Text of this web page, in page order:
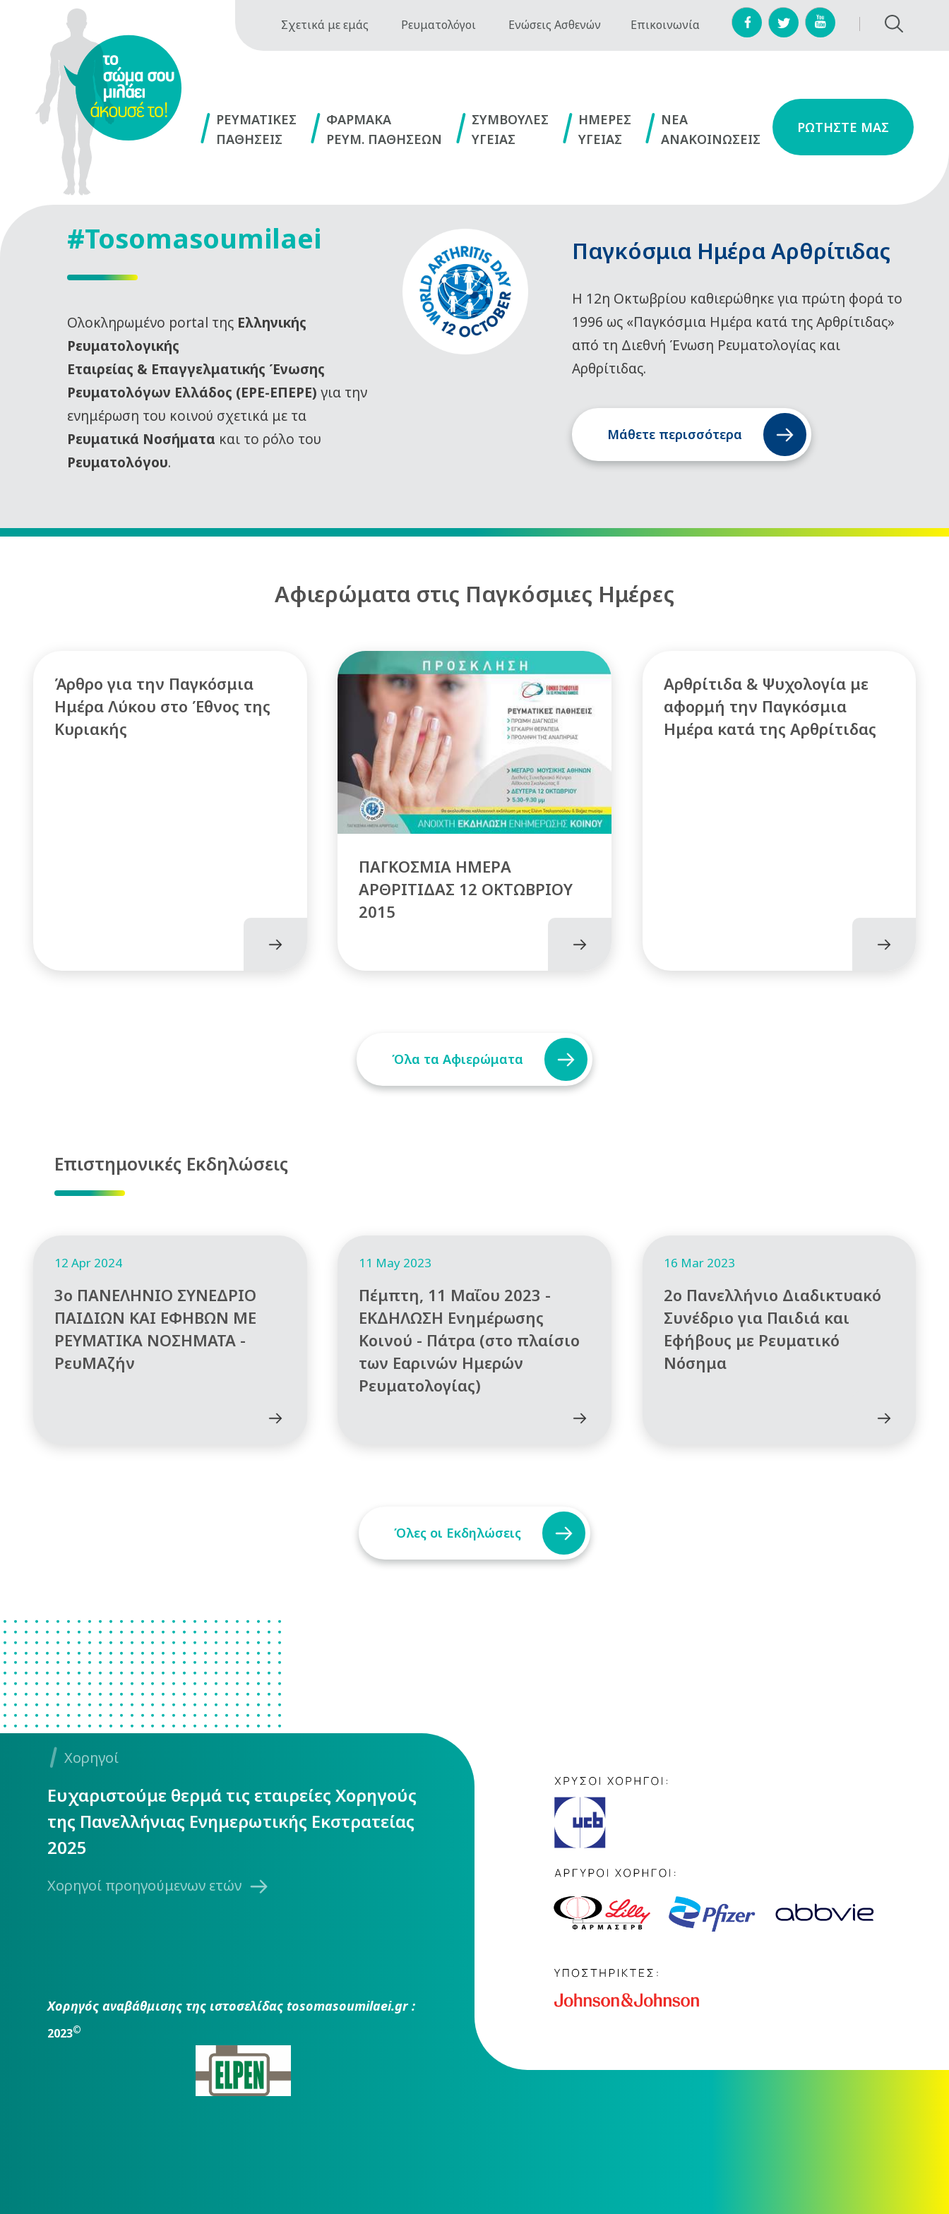
Σχετικά με εμάς Ρευματολόγοι Ενώσεις Ασθενών Επικοινωνία
ΡΕΥΜΑΤΙΚΕΣ
ΠΑΘΗΣΕΙΣ
ΦΑΡΜΑΚΑ
ΡΕΥΜ. ΠΑΘΗΣΕΩΝ
ΣΥΜΒΟΥΛΕΣ
ΥΓΕΙΑΣ
ΗΜΕΡΕΣ
ΥΓΕΙΑΣ
NEA
ΑΝΑΚΟΙΝΩΣΕΙΣ
ΡΩΤΗΣΤΕ ΜΑΣ
#Tosomasoumilaei
Oλοκληρωμένο portal της Ελληνικής
Ρευματολογικής
Εταιρείας & Επαγγελματικής Ένωσης
Ρευματολόγων Ελλάδος (ΕΡΕ-ΕΠΕΡΕ) για την
ενημέρωση του κοινού σχετικά με τα
Ρευματικά Νοσήματα και το ρόλο του
Ρευματολόγου.
Παγκόσμια Ημέρα Αρθρίτιδας
Η 12η Οκτωβρίου καθιερώθηκε για πρώτη φορά το
1996 ως «Παγκόσμια Ημέρα κατά της Αρθρίτιδας»
από τη Διεθνή Ένωση Ρευματολογίας και
Αρθρίτιδας.
Μάθετε περισσότερα
Αφιερώματα στις Παγκόσμιες Ημέρες
Άρθρο για την Παγκόσμια
Ημέρα Λύκου στο Έθνος της
Κυριακής
ΠΑΓΚΟΣΜΙΑ ΗΜΕΡΑ
ΑΡΘΡΙΤΙΔΑΣ 12 ΟΚΤΩΒΡΙΟΥ
2015
Αρθρίτιδα & Ψυχολογία με
αφορμή την Παγκόσμια
Ημέρα κατά της Αρθρίτιδας
Όλα τα Αφιερώματα
Επιστημονικές Εκδηλώσεις
12 Apr 2024
3ο ΠΑΝΕΛΗΝΙΟ ΣΥΝΕΔΡΙΟ
ΠΑΙΔΙΩΝ ΚΑΙ ΕΦΗΒΩΝ ΜΕ
ΡΕΥΜΑΤΙΚΑ ΝΟΣΗΜΑΤΑ -
ΡευΜΑζήν
11 May 2023
Πέμπτη, 11 Μαΐου 2023 -
ΕΚΔΗΛΩΣΗ Ενημέρωσης
Κοινού - Πάτρα (στο πλαίσιο
των Εαρινών Ημερών
Ρευματολογίας)
16 Mar 2023
2ο Πανελλήνιο Διαδικτυακό
Συνέδριο για Παιδιά και
Εφήβους με Ρευματικό
Νόσημα
Όλες οι Εκδηλώσεις
Χορηγοί
Ευχαριστούμε θερμά τις εταιρείες Χορηγούς
της Πανελλήνιας Ενημερωτικής Εκστρατείας
2025
Χορηγοί προηγούμενων ετών
Χορηγός αναβάθμισης της ιστοσελίδας tosomasoumilaei.gr :
2023©